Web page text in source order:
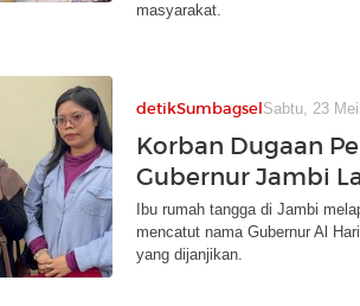
masyarakat.
detikSumbagselSabtu, 23
Korban Dugaan
Gubernur Jambi
Ibu rumah tangga di Jambi
mencatut nama Gubernur Al
yang dijanjikan.